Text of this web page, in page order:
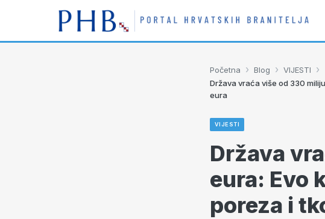
Početna › Blog › VIJESTI ›
Država vraća više od 330
eura
VIJESTI
Država
eura: Evo
poreza i